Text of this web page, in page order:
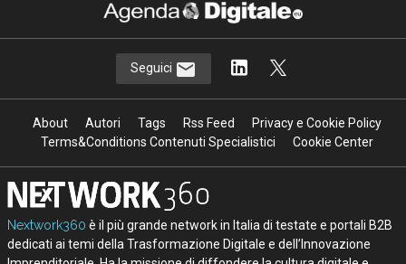
Seguici
About Autori Tags Rss Feed
Privacy e Cookie Policy
Terms&Conditions Contenuti Specialistici
Cookie Center
Nextwork360 è il più grande network in Italia di testate e portali B2B
dedicati ai temi della Trasformazione Digitale e dell’Innovazione